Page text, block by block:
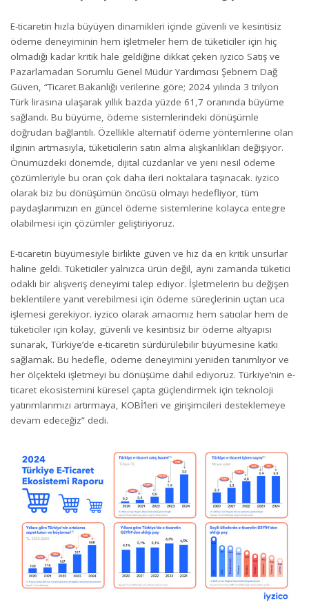
E-ticaretin hızla büyüyen dinamikleri içinde güvenli ve kesintisiz
ödeme deneyiminin hem işletmeler hem de tüketiciler için hiç
olmadığı kadar kritik hale geldiğine dikkat çeken iyzico Satış ve
Pazarlamadan Sorumlu Genel Müdür Yardımcısı Şebnem Dağ
Güven, “Ticaret Bakanlığı verilerine göre; 2024 yılında 3 trilyon
Türk lirasına ulaşarak yıllık bazda yüzde 61,7 oranında büyüme
sağlandı. Bu büyüme, ödeme sistemlerindeki dönüşümle
doğrudan bağlantılı. Özellikle alternatif ödeme yöntemlerine olan
ilginin artmasıyla, tüketicilerin satın alma alışkanlıkları değişiyor.
Önümüzdeki dönemde, dijital cüzdanlar ve yeni nesil ödeme
çözümleriyle bu oran çok daha ileri noktalara taşınacak. iyzico
olarak biz bu dönüşümün öncüsü olmayı hedefliyor, tüm
paydaşlarımızın en güncel ödeme sistemlerine kolayca entegre
olabilmesi için çözümler geliştiriyoruz.
E-ticaretin büyümesiyle birlikte güven ve hız da en kritik unsurlar
haline geldi. Tüketiciler yalnızca ürün değil, aynı zamanda tüketici
odaklı bir alışveriş deneyimi talep ediyor. İşletmelerin bu değişen
beklentilere yanıt verebilmesi için ödeme süreçlerinin uçtan uca
işlemesi gerekiyor. iyzico olarak amacımız hem satıcılar hem de
tüketiciler için kolay, güvenli ve kesintisiz bir ödeme altyapısı
sunarak, Türkiye’de e-ticaretin sürdürülebilir büyümesine katkı
sağlamak. Bu hedefle, ödeme deneyimini yeniden tanımlıyor ve
her ölçekteki işletmeyi bu dönüşüme dahil ediyoruz. Türkiye’nin e-
ticaret ekosistemini küresel çapta güçlendirmek için teknoloji
yatırımlarımızı artırmaya, KOBİ’leri ve girişimcileri desteklemeye
devam edeceğiz” dedi.